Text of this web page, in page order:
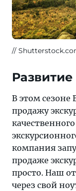
В этом сезоне
продажу
компания
продаже
просто. Наш
через свой